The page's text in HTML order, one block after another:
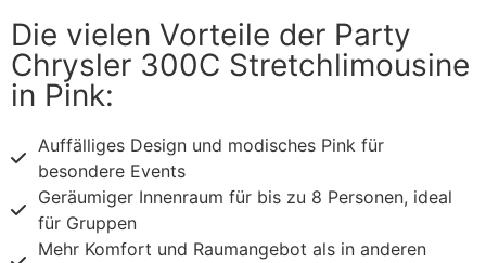
Die vielen Vorteile der Party
Chrysler 300C Stretchlimousine
in Pink:
Auffälliges Design und modisches Pink für
besondere Events
Geräumiger Innenraum für bis zu 8 Personen, ideal
für Gruppen
Mehr Komfort und Raumangebot als in anderen